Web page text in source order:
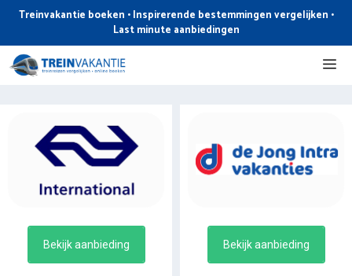
de
inhoud
Treinvakantie boeken • Inspirerende bestemmingen vergelijken •
Last minute aanbiedingen
Bekijk aanbieding Bekijk aanbieding